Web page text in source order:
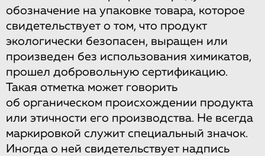
обозначение на упаковке товара, которое
свидетельствует о том, что продукт
экологически безопасен, выращен или
произведен без использования химикатов,
прошел добровольную сертификацию.
Такая отметка может говорить
об органическом происхождении продукта
или этичности его производства. Не всегда
маркировкой служит специальный значок.
Иногда о ней свидетельствует надпись